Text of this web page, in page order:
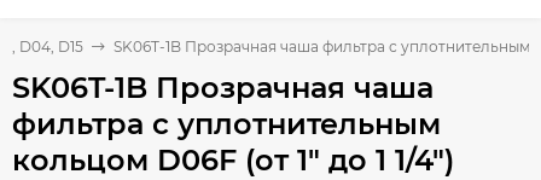
D04, D15 SK06T-1B Прозрачная чаша фильтра с уплотнительным
SK06T-1B Прозрачная чаша
фильтра с уплотнительным
кольцом D06F (от 1" до 1 1/4")